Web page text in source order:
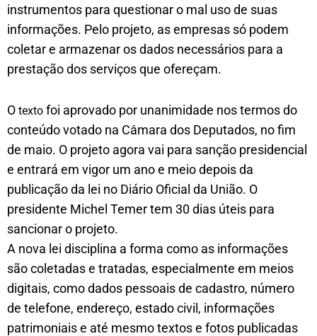
instrumentos para questionar o mal uso de suas
informações. Pelo projeto, as empresas só podem
coletar e armazenar os dados necessários para a
prestação dos serviços que ofereçam.
O texto foi aprovado por unanimidade nos termos do
conteúdo votado na Câmara dos Deputados, no fim
de maio. O projeto agora vai para sanção presidencial
e entrará em vigor um ano e meio depois da
publicação da lei no Diário Oficial da União. O
presidente Michel Temer tem 30 dias úteis para
sancionar o projeto.
A nova lei disciplina a forma como as informações
são coletadas e tratadas, especialmente em meios
digitais, como dados pessoais de cadastro, número
de telefone, endereço, estado civil, informações
patrimoniais e até mesmo textos e fotos publicadas